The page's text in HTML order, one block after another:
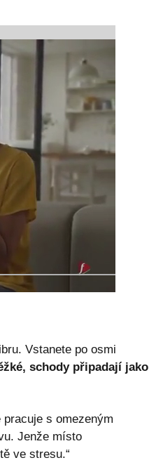
Vstanete po osmi
schody připadají jako
s omezeným
Jenže místo
ve stresu.“